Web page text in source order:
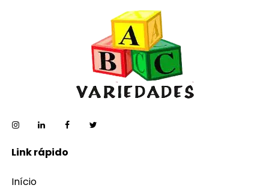
Link rápido
Início